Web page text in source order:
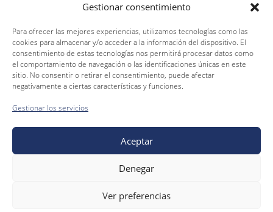
Gestionar consentimiento
Para ofrecer las mejores experiencias, utilizamos tecnologías como las
cookies para almacenar y/o acceder a la información del dispositivo. El
consentimiento de estas tecnologías nos permitirá procesar datos como
el comportamiento de navegación o las identificaciones únicas en este
sitio. No consentir o retirar el consentimiento, puede afectar
negativamente a ciertas características y funciones.
Gestionar los servicios
Aceptar
Denegar
Ver preferencias
Clínica dental en La Palma del Condado
C. Alegría de la Huerta, 2
La Palma del Condado, 21700 (Huelva)
Tfno.959 66 36 46
Política de cookies
Normas de las promociones